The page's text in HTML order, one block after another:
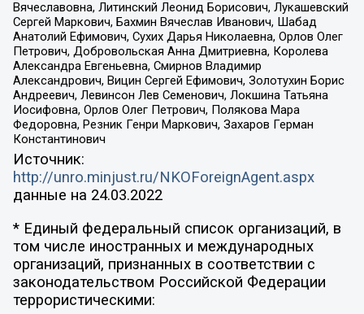
Вячеславовна, Литинский Леонид Борисович, Лукашевский
Сергей Маркович, Бахмин Вячеслав Иванович, Шабад
Анатолий Ефимович, Сухих Дарья Николаевна, Орлов Олег
Петрович, Добровольская Анна Дмитриевна, Королева
Александра Евгеньевна, Смирнов Владимир
Александрович, Вицин Сергей Ефимович, Золотухин Борис
Андреевич, Левинсон Лев Семенович, Локшина Татьяна
Иосифовна, Орлов Олег Петрович, Полякова Мара
Федоровна, Резник Генри Маркович, Захаров Герман
Константинович
Источник:
http://unro.minjust.ru/NKOForeignAgent.aspx
данные на 24.03.2022
* Единый федеральный список организаций, в
том числе иностранных и международных
организаций, признанных в соответствии с
законодательством Российской Федерации
террористическими: